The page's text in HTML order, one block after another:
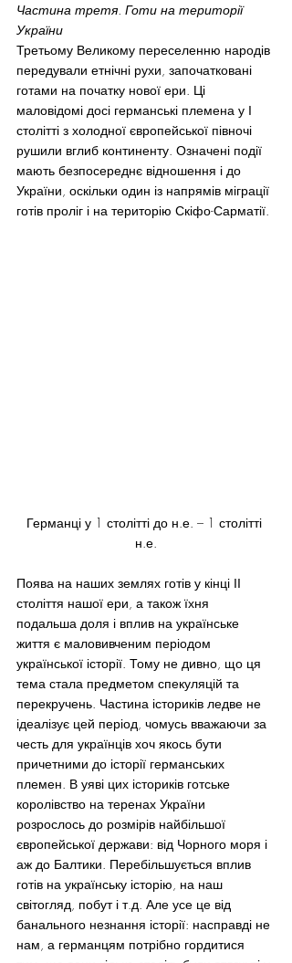
Частина третя. Готи на території
України
Третьому Великому переселенню народів
передували етнічні рухи, започатковані
готами на початку нової ери. Ці
маловідомі досі германські племена у І
столітті з холодної європейської півночі
рушили вглиб континенту. Означені події
мають безпосереднє відношення і до
України, оскільки один із напрямів міграції
готів проліг і на територію Скіфо-Сарматії.
Германці у 1 столітті до н.е. – 1 столітті
н.е.
Поява на наших землях готів у кінці ІІ
століття нашої ери, а також їхня
подальша доля і вплив на українське
життя є маловивченим періодом
української історії. Тому не дивно, що ця
тема стала предметом спекуляцій та
перекручень. Частина істориків ледве не
ідеалізує цей період, чомусь вважаючи за
честь для українців хоч якось бути
причетними до історії германських
племен. В уяві цих істориків готське
королівство на теренах України
розрослось до розмірів найбільшої
європейської держави: від Чорного моря і
аж до Балтики. Перебільшується вплив
готів на українську історію, на наш
світогляд, побут і т.д. Але усе це від
банального незнання історії: насправді не
нам, а германцям потрібно гордитися